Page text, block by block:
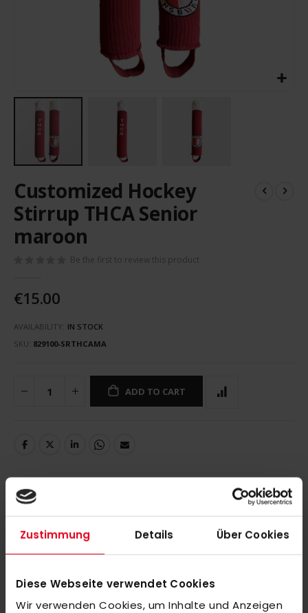
Zustimmung Details Über Cookies
Diese Webseite verwendet Cookies
Wir verwenden Cookies, um Inhalte und Anzeigen
to
the
beginning
of
the
Customized Hockey
Stirrup THCA Senior
maroon
Be the first to review this product
€15.00
AVAILABILITY: IN STOCK
SKU 829100-SRTHCAMA
ADD TO CART
DETAILS
THC Ahrensburg Stutzen Senior